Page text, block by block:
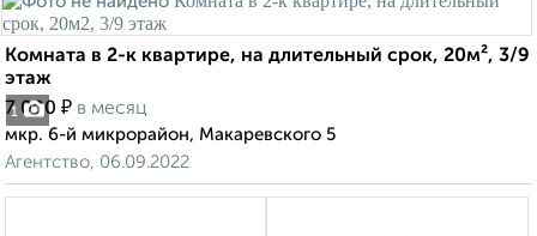
1
Комната в 2-к квартире, на длительный срок, 20м², 3/9
этаж
7 000 ₽ в месяц
мкр. 6-й микрорайон, Макаревского 5
Агентство, 06.09.2022